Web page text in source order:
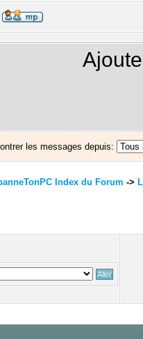
les messages depuis:
Index du Forum ->